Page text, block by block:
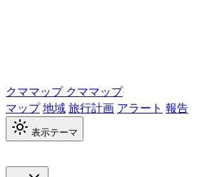
クママップ クママップ
マップ地域旅行計画 アラート 報告
表示テーマ